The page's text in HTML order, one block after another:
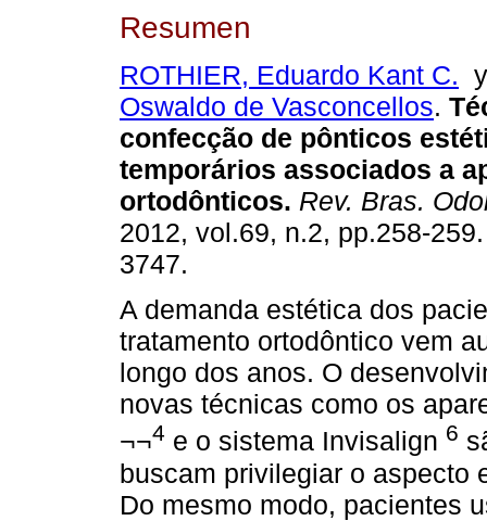
Resumen
ROTHIER, Eduardo Kant C.
Oswaldo de Vasconcellos.
confecção de pônticos
temporários associados a
ortodônticos. Rev. Bras.
2012, vol.69, n.2, pp.258-
3747.
A demanda estética dos
tratamento ortodôntico vem
longo dos anos. O
novas técnicas como os
¬¬4 e o sistema Invisalign 6
buscam privilegiar o aspecto
Do mesmo modo, pacientes